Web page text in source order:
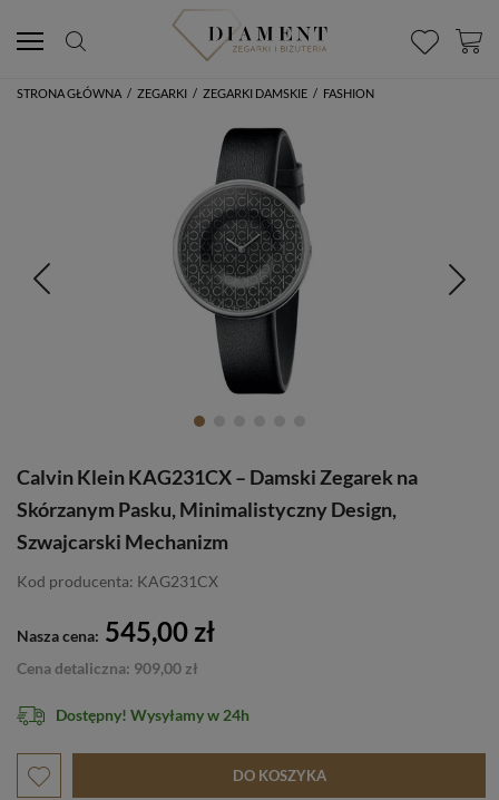
STRONA GŁÓWNA / ZEGARKI / ZEGARKI DAMSKIE / FASHION
Calvin Klein KAG231CX – Damski Zegarek na
Skórzanym Pasku, Minimalistyczny Design,
Szwajcarski Mechanizm
Kod producenta: KAG231CX
Nasza cena: 545,00 zł
Cena detaliczna: 909,00 zł
Dostępny! Wysyłamy w 24h
DO KOSZYKA